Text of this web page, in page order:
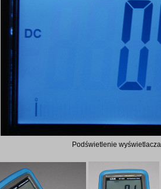
Podświetlenie wyświetlacza